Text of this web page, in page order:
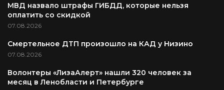
МВД назвало штрафы ГИБДД, которые нельзя
оплатить со скидкой
07.08.2026
Смертельное ДТП произошло на КАД у Низино
07.08.2026
Волонтеры «ЛизаАлерт» нашли 320 человек за
месяц в Ленобласти и Петербурге